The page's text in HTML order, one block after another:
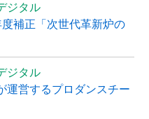
ジタル
度補正「次世代革新炉の
ジタル
運営するプロダンスチー